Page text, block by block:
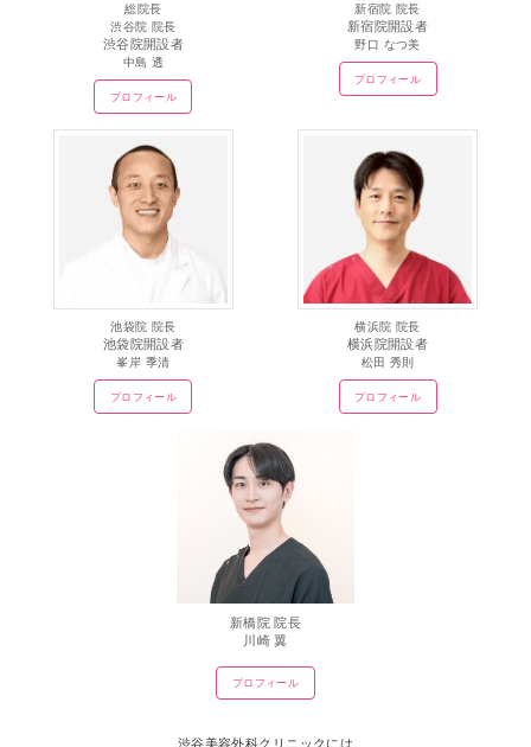
総院長
渋谷院 院長
渋谷院開設者
中島 透
プロフィール
新宿院 院長
新宿院開設者
野口 なつ美
プロフィール
池袋院 院長
池袋院開設者
峯岸 季清
プロフィール
横浜院 院長
横浜院開設者
松田 秀則
プロフィール
新橋院 院長
川崎 翼
プロフィール
渋谷美容外科クリニックには